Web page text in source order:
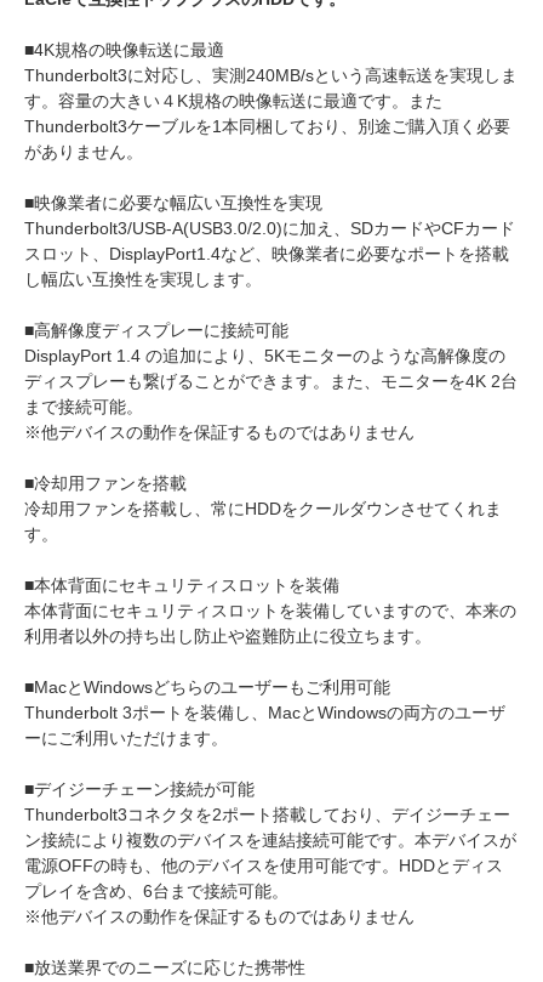
■4K規格の映像転送に最適
Thunderbolt3に対応し、実測240MB/sという高速転送を実現しま
す。容量の大きい４K規格の映像転送に最適です。また
Thunderbolt3ケーブルを1本同梱しており、別途ご購入頂く必要
がありません。
■映像業者に必要な幅広い互換性を実現
Thunderbolt3/USB-A(USB3.0/2.0)に加え、SDカードやCFカード
スロット、DisplayPort1.4など、映像業者に必要なポートを搭載
し幅広い互換性を実現します。
■高解像度ディスプレーに接続可能
DisplayPort 1.4 の追加により、5Kモニターのような高解像度の
ディスプレーも繋げることができます。また、モニターを4K 2台
まで接続可能。
※他デバイスの動作を保証するものではありません
■冷却用ファンを搭載
冷却用ファンを搭載し、常にHDDをクールダウンさせてくれま
す。
■本体背面にセキュリティスロットを装備
本体背面にセキュリティスロットを装備していますので、本来の
利用者以外の持ち出し防止や盗難防止に役立ちます。
■MacとWindowsどちらのユーザーもご利用可能
Thunderbolt 3ポートを装備し、MacとWindowsの両方のユーザ
ーにご利用いただけます。
■デイジーチェーン接続が可能
Thunderbolt3コネクタを2ポート搭載しており、デイジーチェー
ン接続により複数のデバイスを連結接続可能です。本デバイスが
電源OFFの時も、他のデバイスを使用可能です。HDDとディス
プレイを含め、6台まで接続可能。
※他デバイスの動作を保証するものではありません
■放送業界でのニーズに応じた携帯性